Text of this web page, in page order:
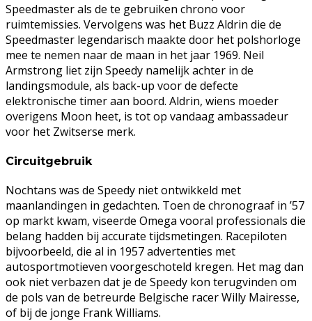
Speedmaster als de te gebruiken chrono voor
ruimtemissies. Vervolgens was het Buzz Aldrin die de
Speedmaster legendarisch maakte door het polshorloge
mee te nemen naar de maan in het jaar 1969. Neil
Armstrong liet zijn Speedy namelijk achter in de
landingsmodule, als back-up voor de defecte
elektronische timer aan boord. Aldrin, wiens moeder
overigens Moon heet, is tot op vandaag ambassadeur
voor het Zwitserse merk.
Circuitgebruik
Nochtans was de Speedy niet ontwikkeld met
maanlandingen in gedachten. Toen de chronograaf in ’57
op markt kwam, viseerde Omega vooral professionals die
belang hadden bij accurate tijdsmetingen. Racepiloten
bijvoorbeeld, die al in 1957 advertenties met
autosportmotieven voorgeschoteld kregen. Het mag dan
ook niet verbazen dat je de Speedy kon terugvinden om
de pols van de betreurde Belgische racer Willy Mairesse,
of bij de jonge Frank Williams.